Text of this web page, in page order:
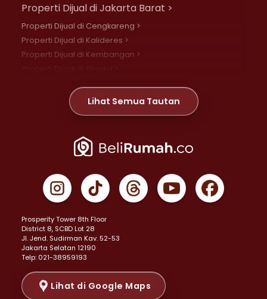
Properti Dijual di Jakarta Barat >
Properti Dijual di Cengkareng >
Properti Dijual di Kalideres >
Properti Dijual di Kembangan >
Properti Dijual di Meruya >
Properti Dijual di Jelambar >
Properti Dijual di Jakarta Pusat >
Properti Dijual di Gambir >
Properti Dijual di Johar Baru >
Properti Dijual di Menteng >
Properti Dijual di Senen >
Properti Dijual di Tanah Abang >
Properti Dijual di Cikini >
Properti Dijual di Kramat >
Properti Dijual di Pasar Baru >
Lihat Semua Tautan
Prosperity Tower 8th Floor
District 8, SCBD Lot 28
JI. Jend. Sudirman Kav. 52-53
Jakarta Selatan 12190
Telp: 021-38959193
Lihat di Google Maps